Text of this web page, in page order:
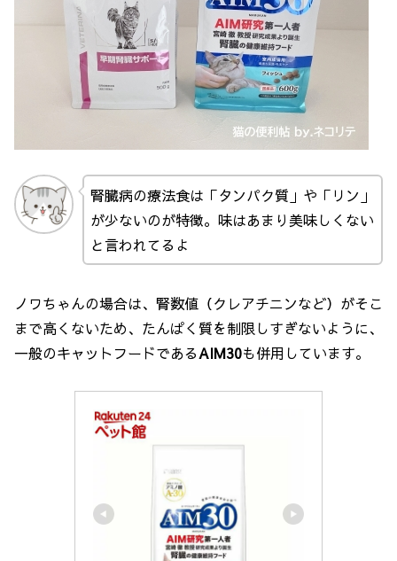
腎臓病の療法食は「タンパク質」や「リン」
が少ないのが特徴。味はあまり美味しくない
と言われてるよ
ノワちゃんの場合は、腎数値（クレアチニンなど）がそこ
まで高くないため、たんぱく質を制限しすぎないように、
一般のキャットフードであるAIM30も併用しています。